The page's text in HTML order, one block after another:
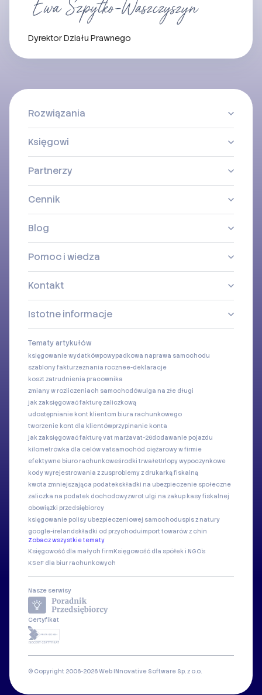
Dyrektor Działu Prawnego
Rozwiązania
Księgowi
Partnerzy
Cennik
Blog
Pomoc i wiedza
Kontakt
Istotne informacje
Tematy artykułów
księgowanie wydatkówpowypadkowa naprawa samochodu
szablony fakturzeznania rocznee-deklaracje
koszt zatrudnienia pracownika
zmiany w rozliczeniach samochodówulga na złe długi
jak zaksięgować fakturę zaliczkową
udostępnianie kont klientom biura rachunkowego
tworzenie kont dla klientówprzypinanie konta
jak zaksięgować fakturę vat marżavat-26dodawanie pojazdu
kilometrówka dla celów vatsamochód ciężarowy w firmie
efektywne biuro rachunkoweśrodki trwałeUrlopy wypoczynkowe
kody wyrejestrowania z zusproblemy z drukarką fiskalną
kwota zmniejszająca podatekskładki na ubezpieczenie społeczne
zaliczka na podatek dochodowyzwrot ulgi na zakup kasy fiskalnej
obowiązki przedsiębiorcy
księgowanie polisy ubezpieczeniowej samochoduspis z natury
google-irelandskładki od przychoduimport towarów z chin
Zobacz wszystkie tematy
Księgowość dla małych firmKsięgowość dla spółek i NGO's
KSeF dla biur rachunkowych
Nasze serwisy
Certyfikat
© Copyright 2006-2026 Web INnovative Software Sp. z o.o.